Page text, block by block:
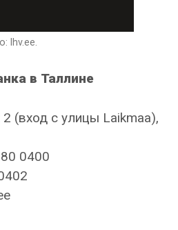
lhv.ee.
в Таллине
(вход с улицы Laikmaa),
0400